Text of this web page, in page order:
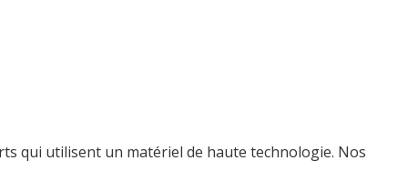
qui utilisent un matériel de haute technologie. Nos